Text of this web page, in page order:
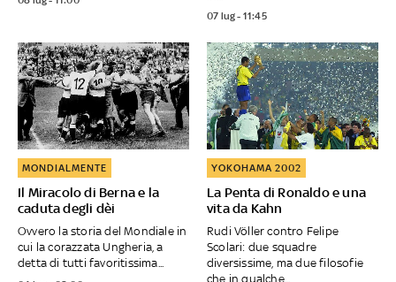
07 lug - 11:45
Il Miracolo di Berna e la
caduta degli dèi
MONDIALMENTE
Ovvero la storia del Mondiale in
cui la corazzata Ungheria, a
detta di tutti favoritissima...
La Penta di Ronaldo e una
vita da Kahn
YOKOHAMA 2002
Rudi Völler contro Felipe
Scolari: due squadre
diversissime, ma due filosofie
che in qualche...